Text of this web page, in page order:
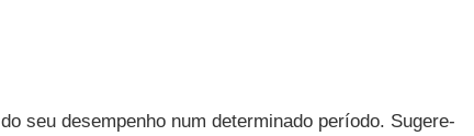
seu desempenho num determinado período. Sugere-